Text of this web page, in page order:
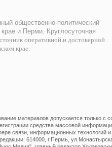
общественно-политический
и Перми. Круглосуточная
оперативной и достоверной
крае.
материалов допускается только с
средства массовой
связи, информационных технологий
614000, г.Пермь,